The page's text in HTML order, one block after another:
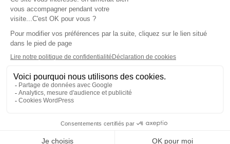
Téléchargez l'application
Les cookies
Gestion des cookies
Crédit photos : ©Sud Radio / Pierre Olivier
Noémie Halioua
Jon Rakotozafy